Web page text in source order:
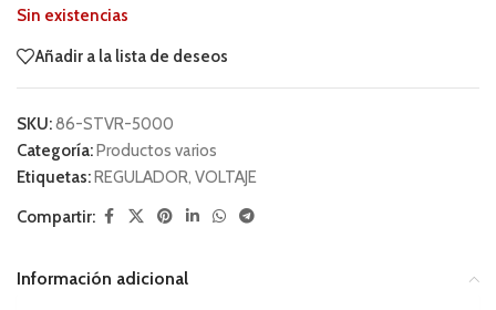
Sin existencias
Añadir a la lista de deseos
SKU:86-STVR-5000
Categoría: Productos varios
Etiquetas: REGULADOR, VOLTAJE
Compartir:
Información adicional